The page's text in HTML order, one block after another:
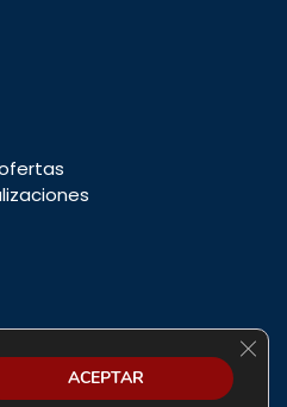
ACEPTAR